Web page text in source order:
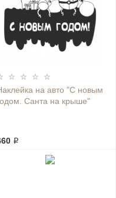
на авто "С новым
Санта на крыше"
₽